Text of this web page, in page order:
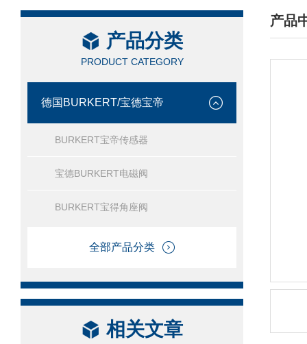
产品分类
PRODUCT CATEGORY
德国BURKERT/宝德宝帝
BURKERT宝帝传感器
宝德BURKERT电磁阀
BURKERT宝得角座阀
全部产品分类
相关文章
产品
/